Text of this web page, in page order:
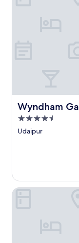
Wyndham
Wyndham
Properti
bintang
Udaipur
Hotel Hemsa